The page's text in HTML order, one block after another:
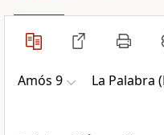
Amós 9 La Palabra